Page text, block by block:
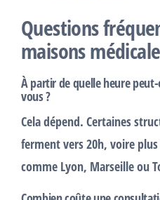
Questions
maisons
À partir de quelle heure peut-
vous ?
Cela dépend. Certaines
ferment vers 20h, voire
comme Lyon, Marseille ou